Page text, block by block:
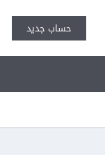
حساب جديد